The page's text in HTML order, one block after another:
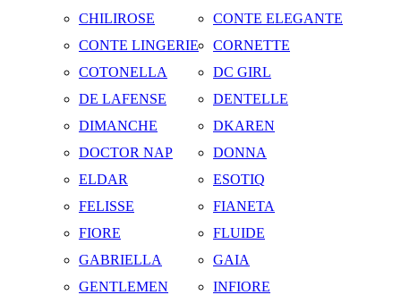
CHILIROSE
CONTE ELEGANTE
CONTE LINGERIE
CORNETTE
COTONELLA
DC GIRL
DE LAFENSE
DENTELLE
DIMANCHE
DKAREN
DOCTOR NAP
DONNA
ELDAR
ESOTIQ
FELISSE
FIANETA
FIORE
FLUIDE
GABRIELLA
GAIA
GENTLEMEN
INFIORE